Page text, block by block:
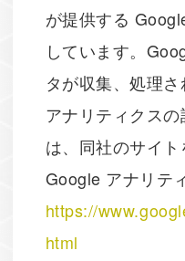
が提供する
しています。
タが収集、処理
アナリティクス
は、同社のサイト
Google アナリテ
https://
html